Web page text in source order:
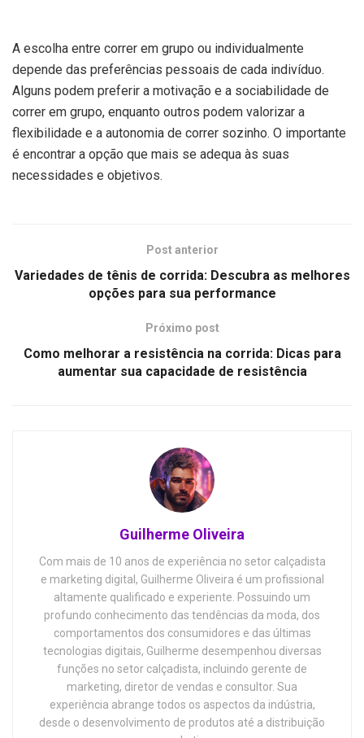
A escolha entre correr em grupo ou individualmente
depende das preferências pessoais de cada indivíduo.
Alguns podem preferir a motivação e a sociabilidade de
correr em grupo, enquanto outros podem valorizar a
flexibilidade e a autonomia de correr sozinho. O importante
é encontrar a opção que mais se adequa às suas
necessidades e objetivos.
Post anterior
Variedades de tênis de corrida: Descubra as melhores
opções para sua performance
Próximo post
Como melhorar a resistência na corrida: Dicas para
aumentar sua capacidade de resistência
Guilherme Oliveira
Com mais de 10 anos de experiência no setor calçadista
e marketing digital, Guilherme Oliveira é um profissional
altamente qualificado e experiente. Possuindo um
profundo conhecimento das tendências da moda, dos
comportamentos dos consumidores e das últimas
tecnologias digitais, Guilherme desempenhou diversas
funções no setor calçadista, incluindo gerente de
marketing, diretor de vendas e consultor. Sua
experiência abrange todos os aspectos da indústria,
desde o desenvolvimento de produtos até a distribuição